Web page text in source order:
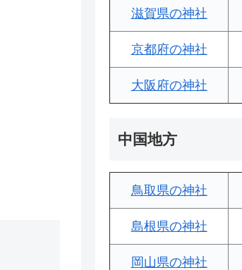
滋賀県の神社
京都府の神社
大阪府の神社
中国地方
鳥取県の神社
島根県の神社
岡山県の神社